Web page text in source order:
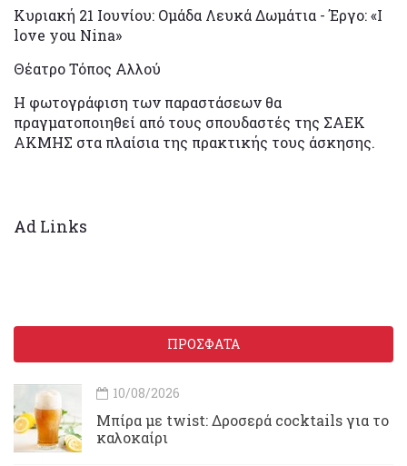
Κυριακή 21 Ιουνίου: Ομάδα Λευκά Δωμάτια - Έργο: «I
love you Nina»
Θέατρο Τόπος Αλλού
Η φωτογράφιση των παραστάσεων θα
πραγματοποιηθεί από τους σπουδαστές της ΣΑΕΚ
ΑΚΜΗΣ στα πλαίσια της πρακτικής τους άσκησης.
Ad Links
ΠΡΟΣΦΑΤΑ
10/08/2026
Μπίρα με twist: Δροσερά cocktails για το
καλοκαίρι